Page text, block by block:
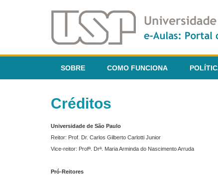
SOBRE COMO FUNCIONA
Créditos
Universidade de São Paulo
Reitor: Prof. Dr. Carlos Gilberto Carlotti Junior
Vice-reitor: Profª. Drª. Maria Arminda do Nascimento Arruda
Pró-Reitores